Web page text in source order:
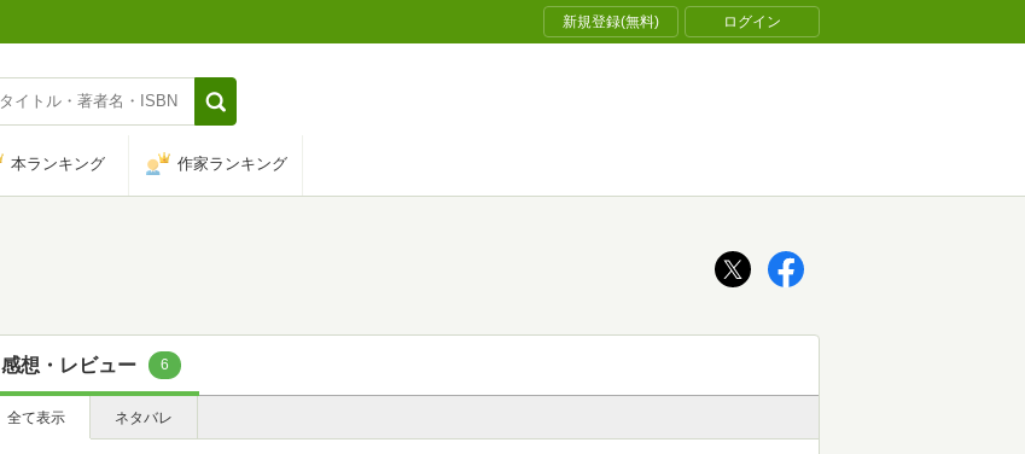
新規登録(無料) ログイン
本ランキング 作家ランキング
感想・レビュー 6
全て表示 ネタバレ